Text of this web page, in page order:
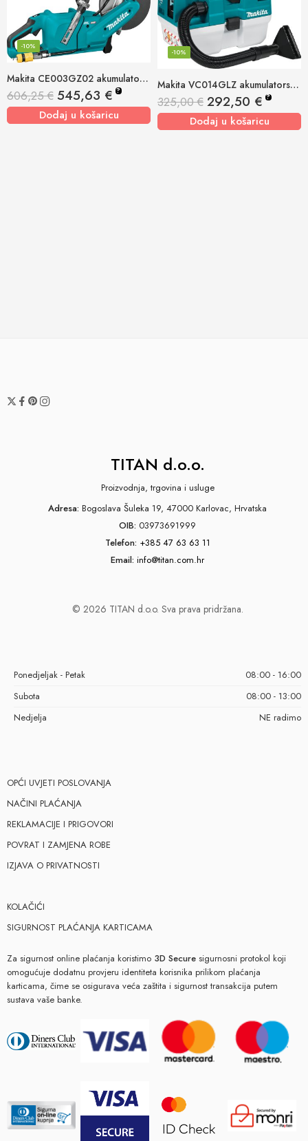
Makita CE003GZ02 akumulatorska rezalica
-10%
606,25€ 545,63 € ?
Dodaj u košaricu
Makita VC014GLZ akumulatorski usisivač 40v xgt, 165w, 7,5l
-10%
325,00€ 292,50 € ?
Dodaj u košaricu
TITAN d.o.o.
Proizvodnja, trgovina i usluge
Adresa: Bogoslava Šuleka 19, 47000 Karlovac, Hrvatska
OIB: 03973691999
Telefon: +385 47 63 63 11
Email: info@titan.com.hr
© 2026 TITAN d.o.o. Sva prava pridržana.
Ponedjeljak - Petak
08:00 - 16:00
Subota
08:00 - 13:00
Nedjelja
NE radimo
OPĆI UVJETI POSLOVANJA
NAČINI PLAĆANJA
REKLAMACIJE I PRIGOVORI
POVRAT I ZAMJENA ROBE
IZJAVA O PRIVATNOSTI
KOLAČIĆI
SIGURNOST PLAĆANJA KARTICAMA
Za sigurnost online plaćanja koristimo 3D Secure sigurnosni protokol koji
omogućuje dodatnu provjeru identiteta korisnika prilikom plaćanja
karticama, čime se osigurava veća zaštita i sigurnost transakcija putem
sustava vaše banke.